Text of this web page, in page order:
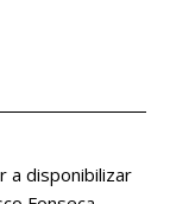
a disponibilizar